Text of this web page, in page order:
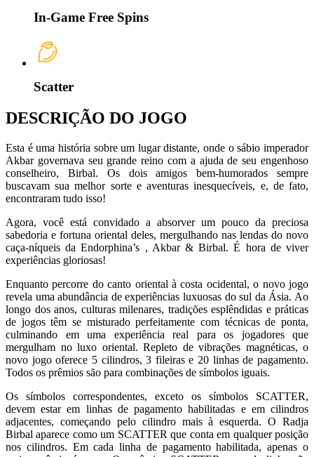
In-Game Free Spins
Scatter
DESCRIÇÃO DO JOGO
Esta é uma história sobre um lugar distante, onde o sábio imperador
Akbar governava seu grande reino com a ajuda de seu engenhoso
conselheiro, Birbal. Os dois amigos bem-humorados sempre
buscavam sua melhor sorte e aventuras inesquecíveis, e, de fato,
encontraram tudo isso!
Agora, você está convidado a absorver um pouco da preciosa
sabedoria e fortuna oriental deles, mergulhando nas lendas do novo
caça-níqueis da Endorphina’s , Akbar & Birbal. É hora de viver
experiências gloriosas!
Enquanto percorre do canto oriental à costa ocidental, o novo jogo
revela uma abundância de experiências luxuosas do sul da Ásia. Ao
longo dos anos, culturas milenares, tradições esplêndidas e práticas
de jogos têm se misturado perfeitamente com técnicas de ponta,
culminando em uma experiência real para os jogadores que
mergulham no luxo oriental. Repleto de vibrações magnéticas, o
novo jogo oferece 5 cilindros, 3 fileiras e 20 linhas de pagamento.
Todos os prêmios são para combinações de símbolos iguais.
Os símbolos correspondentes, exceto os símbolos SCATTER,
devem estar em linhas de pagamento habilitadas e em cilindros
adjacentes, começando pelo cilindro mais à esquerda. O Radja
Birbal aparece como um SCATTER que conta em qualquer posição
nos cilindros. Em cada linha de pagamento habilitada, apenas o